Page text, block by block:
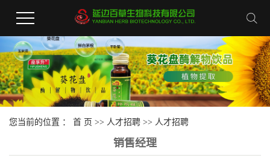
您当前的位置 ： 首 页 >> 人才招聘 >> 人才招聘
销售经理